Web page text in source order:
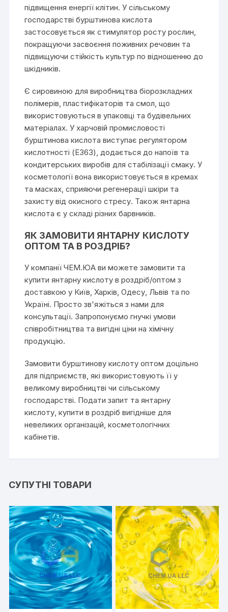
підвищення енергії клітин. У сільському
господарстві бурштинова кислота
застосовується як стимулятор росту рослин,
покращуючи засвоєння поживних речовин та
підвищуючи стійкість культур по відношенню до
шкідників.
Є сировиною для виробництва біорозкладних
полімерів, пластифікаторів та смол, що
використовуються в упаковці та будівельних
матеріалах. У харчовій промисловості
бурштинова кислота виступає регулятором
кислотності (E363), додається до напоїв та
кондитерських виробів для стабілізації смаку. У
косметології вона використовується в кремах
та масках, сприяючи регенерації шкіри та
захисту від окисного стресу. Також янтарна
кислота є у складі різних барвників.
ЯК ЗАМОВИТИ ЯНТАРНУ КИСЛОТУ
ОПТОМ ТА В РОЗДРІБ?
У компанії ЧЕМ.ЮА ви можете замовити та
купити янтарну кислоту в роздріб/оптом з
доставкою у Київ, Харків, Одесу, Львів та по
Україні. Просто зв'яжіться з нами для
консультації. Запропонуємо гнучкі умови
співробітництва та вигідні ціни на хімічну
продукцію.
Замовити бурштинову кислоту оптом доцільно
для підприємств, які використовують її у
великому виробництві чи сільському
господарстві. Подати запит та янтарну
кислоту, купити в роздріб вигідніше для
невеликих організацій, косметологічних
кабінетів.
СУПУТНІ ТОВАРИ